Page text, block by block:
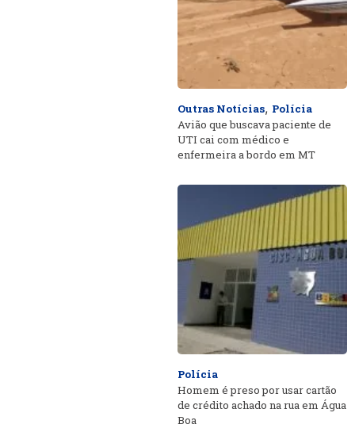
Outras Notícias, Polícia
Avião que buscava paciente de
UTI cai com médico e
enfermeira a bordo em MT
Polícia
Homem é preso por usar cartão
de crédito achado na rua em Água
Boa